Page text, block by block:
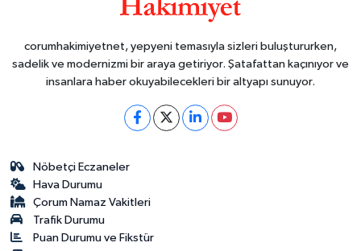
corumhakimiyetnet, yepyeni temasıyla sizleri buluştururken,
sadelik ve modernizmi bir araya getiriyor. Şatafattan kaçınıyor ve
insanlara haber okuyabilecekleri bir altyapı sunuyor.
Nöbetçi Eczaneler
Hava Durumu
Çorum Namaz Vakitleri
Trafik Durumu
Puan Durumu ve Fikstür